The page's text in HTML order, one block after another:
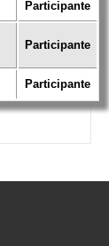
Participante
Participante
Participante